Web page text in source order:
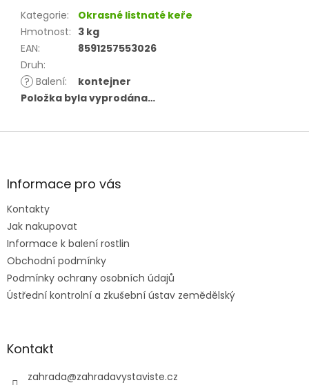
Kategorie:
Okrasné listnaté keře
Hmotnost: 3 kg
EAN:
8591257553026
Druh:
? Balení:
kontejner
Položka byla vyprodána…
Z
aInformace pro vás
Kontakty
Jak nakupovat
Informace k balení rostlin
Obchodní podmínky
Podmínky ochrany osobních údajů
Ústřední kontrolní a zkušební ústav zemědělský
Kontakt
zahrada@zahradavystaviste.cz